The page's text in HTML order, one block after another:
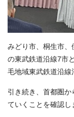
みどり市、桐生市
の東武鉄道沿線7市
毛地域東武鉄道沿線
引き続き、首都圏
ていくことを確認し